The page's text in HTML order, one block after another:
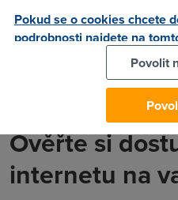
Největší pokles jsme pak
pohoršilo o52 %na19,3 Mb/s
rychlost ale měla Vysočina s
Ověřte si
internetu na
Pokud se o cookies chcete
podrobnosti najdete na
Povolit